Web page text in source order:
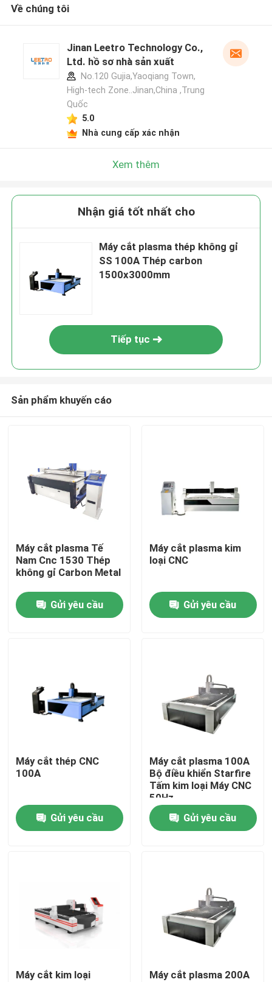
Video
Kiểm soát chất lượng
Máy cắt laser sợi quang
Máy cắt Laser CO2
Máy cắt Laser kim loại
Về chúng tôi
Jinan Leetro Technology Co.,
Ltd. hồ sơ nhà sản xuất
No.120 Gujia,Yaoqiang Town,
High-tech Zone..Jinan,China ,Trung
Quốc
5.0
Nhà cung cấp xác nhận
Xem thêm
Nhận giá tốt nhất cho
Máy cắt plasma thép không gỉ
SS 100A Thép carbon
1500x3000mm
Tiếp tục
Sản phẩm khuyến cáo
Máy cắt plasma Tế
Nam Cnc 1530 Thép
không gỉ Carbon Metal
Gửi yêu cầu
Máy cắt plasma kim
loại CNC
Gửi yêu cầu
Máy cắt thép CNC
100A
Gửi yêu cầu
Máy cắt plasma 100A
Bộ điều khiển Starfire
Tấm kim loại Máy CNC
50Hz
Gửi yêu cầu
Máy cắt kim loại
Máy cắt plasma 200A